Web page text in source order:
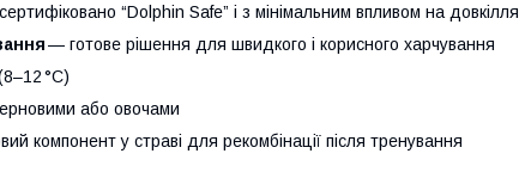
“Dolphin Safe” і з мінімальним впливом на довкілля
— готове рішення для швидкого і корисного харчування
°C)
або овочами
компонент у страві для рекомбінації після тренування